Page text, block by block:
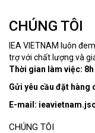
CHÚNG TÔI
IEA VIETNAM luôn
trợ với chất lượng và
Thời gian làm việc: 8h
Gửi yêu cầu đặt hàng
E-mail:
CHÚNG TÔI